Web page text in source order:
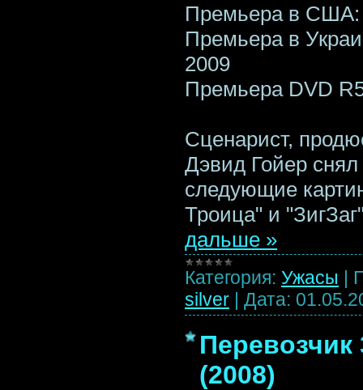
Премьера в США:
Премьера в
2009
Премьера DVD
Сценарист,
Дэвид Гойер
следующие
Троица" и
дальше »
Категория: Ужасы |
silver | Дата:
Перевозчик
(2008)